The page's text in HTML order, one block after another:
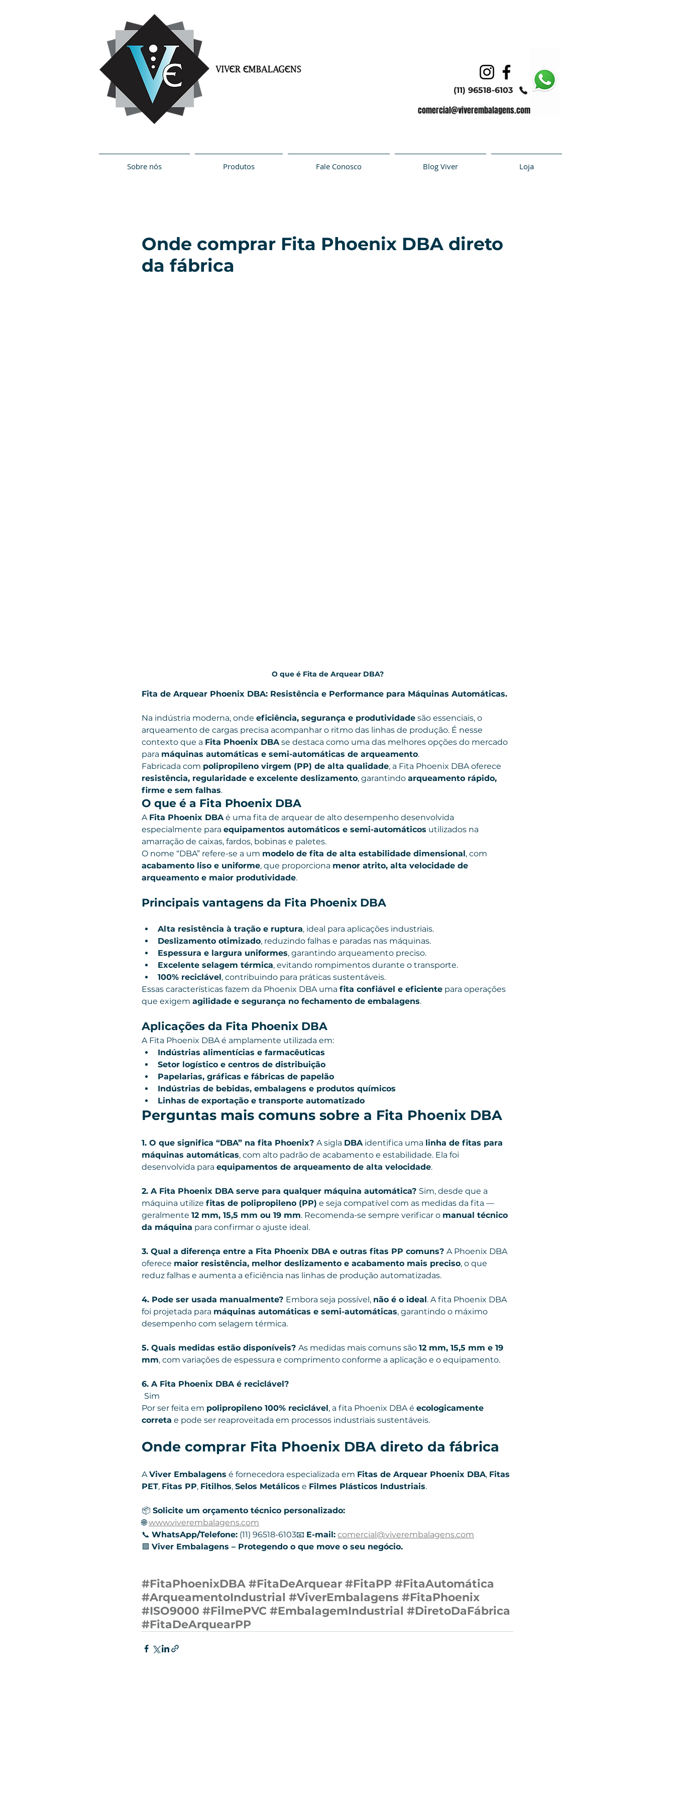
(11) 96518-6103
comercial@viverembalagens.com
Sobre nós Produtos Fale Conosco Blog Viver Loja
Onde comprar Fita Phoenix DBA direto
da fábrica
O que é Fita de Arquear DBA?
Fita de Arquear Phoenix DBA: Resistência e Performance para Máquinas Automáticas.
Na indústria moderna, onde eficiência, segurança e produtividade são essenciais, o
arqueamento de cargas precisa acompanhar o ritmo das linhas de produção. É nesse
contexto que a Fita Phoenix DBA se destaca como uma das melhores opções do mercado
para máquinas automáticas e semi-automáticas de arqueamento.
Fabricada com polipropileno virgem (PP) de alta qualidade, a Fita Phoenix DBA oferece
resistência, regularidade e excelente deslizamento, garantindo arqueamento rápido,
firme e sem falhas.
O que é a Fita Phoenix DBA
A Fita Phoenix DBA é uma fita de arquear de alto desempenho desenvolvida
especialmente para equipamentos automáticos e semi-automáticos utilizados na
amarração de caixas, fardos, bobinas e paletes.
O nome “DBA” refere-se a um modelo de fita de alta estabilidade dimensional, com
acabamento liso e uniforme, que proporciona menor atrito, alta velocidade de
arqueamento e maior produtividade.
Principais vantagens da Fita Phoenix DBA
Alta resistência à tração e ruptura, ideal para aplicações industriais.
Deslizamento otimizado, reduzindo falhas e paradas nas máquinas.
Espessura e largura uniformes, garantindo arqueamento preciso.
Excelente selagem térmica, evitando rompimentos durante o transporte.
100% reciclável, contribuindo para práticas sustentáveis.
Essas características fazem da Phoenix DBA uma fita confiável e eficiente para operações
que exigem agilidade e segurança no fechamento de embalagens.
Aplicações da Fita Phoenix DBA
A Fita Phoenix DBA é amplamente utilizada em:
Indústrias alimentícias e farmacêuticas
Setor logístico e centros de distribuição
Papelarias, gráficas e fábricas de papelão
Indústrias de bebidas, embalagens e produtos químicos
Linhas de exportação e transporte automatizado
Perguntas mais comuns sobre a Fita Phoenix DBA
1. O que significa “DBA” na fita Phoenix? A sigla DBA identifica uma linha de fitas para
máquinas automáticas, com alto padrão de acabamento e estabilidade. Ela foi
desenvolvida para equipamentos de arqueamento de alta velocidade.
2. A Fita Phoenix DBA serve para qualquer máquina automática? Sim, desde que a
máquina utilize fitas de polipropileno (PP) e seja compatível com as medidas da fita —
geralmente 12 mm, 15,5 mm ou 19 mm. Recomenda-se sempre verificar o manual técnico
da máquina para confirmar o ajuste ideal.
3. Qual a diferença entre a Fita Phoenix DBA e outras fitas PP comuns? A Phoenix DBA
oferece maior resistência, melhor deslizamento e acabamento mais preciso, o que
reduz falhas e aumenta a eficiência nas linhas de produção automatizadas.
4. Pode ser usada manualmente? Embora seja possível, não é o ideal. A fita Phoenix DBA
foi projetada para máquinas automáticas e semi-automáticas, garantindo o máximo
desempenho com selagem térmica.
5. Quais medidas estão disponíveis? As medidas mais comuns são 12 mm, 15,5 mm e 19
mm, com variações de espessura e comprimento conforme a aplicação e o equipamento.
6. A Fita Phoenix DBA é reciclável?
Sim
Por ser feita em polipropileno 100% reciclável, a fita Phoenix DBA é ecologicamente
correta e pode ser reaproveitada em processos industriais sustentáveis.
Onde comprar Fita Phoenix DBA direto da fábrica
A Viver Embalagens é fornecedora especializada em Fitas de Arquear Phoenix DBA, Fitas
PET, Fitas PP, Fitilhos, Selos Metálicos e Filmes Plásticos Industriais.
📦 Solicite um orçamento técnico personalizado:
🌐 www.viverembalagens.com
📞 WhatsApp/Telefone: (11) 96518-6103📧 E-mail: comercial@viverembalagens.com
🟩 Viver Embalagens – Protegendo o que move o seu negócio.
#FitaPhoenixDBA #FitaDeArquear #FitaPP #FitaAutomática
#ArqueamentoIndustrial #ViverEmbalagens #FitaPhoenix
#ISO9000 #FilmePVC #EmbalagemIndustrial #DiretoDaFábrica
#FitaDeArquearPP